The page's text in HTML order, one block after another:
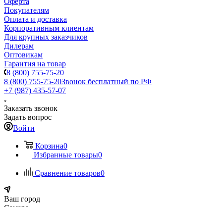
Покупателям
Оплата и доставка
Корпоративным клиентам
Для крупных заказчиков
Дилерам
Оптовикам
Гарантия на товар
8 (800) 755-75-20
8 (800) 755-75-20Звонок бесплатный по РФ
+7 (987) 435-57-07
Заказать звонок
Задать вопрос
Войти
Корзина0
Избранные товары0
Сравнение товаров0
Ваш город